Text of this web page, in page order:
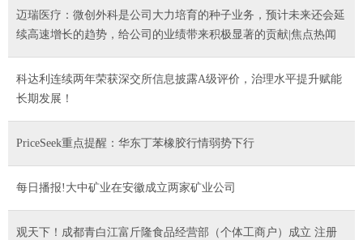
迈瑞医疗：微创外科是公司大力培育的种子业务，预计未来还会延
续高速增长的趋势，给公司的业绩带来积极显著的贡献|焦点热闻
科达利连续两年荣获深交所信息披露A级评价，治理水平提升赋能
长期发展！
PriceSeek重点提醒：华东丁苯橡胶行情弱势下行
每日播报!大中矿业在安徽成立两家矿业公司
观天下！成都青白江富斤隆食品经营部（个体工商户）成立 注册